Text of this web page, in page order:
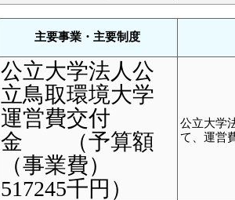
主要事業・主要制度
公立大学法人公
立鳥取環境大学
運営費交付
金 （予算額
（事業費）
517245千円）
公立大学
て、運営